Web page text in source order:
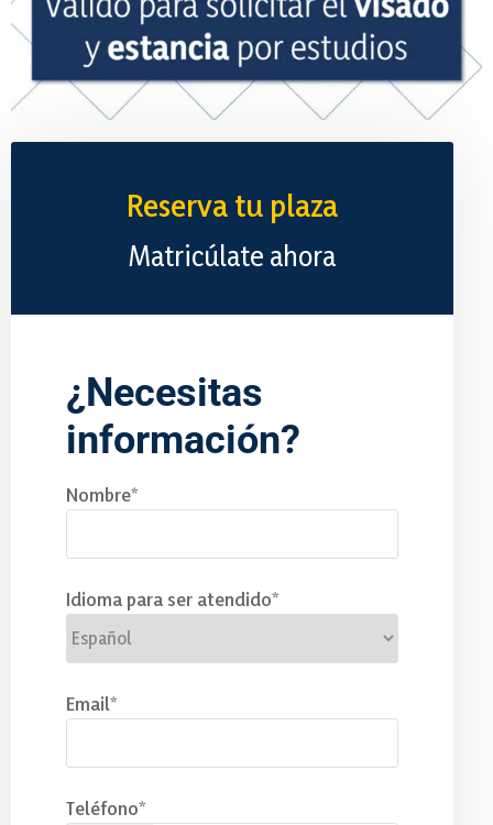
Reserva tu plaza
Matricúlate ahora
¿Necesitas
información?
Nombre*
Idioma para ser atendido*
Email*
Teléfono*